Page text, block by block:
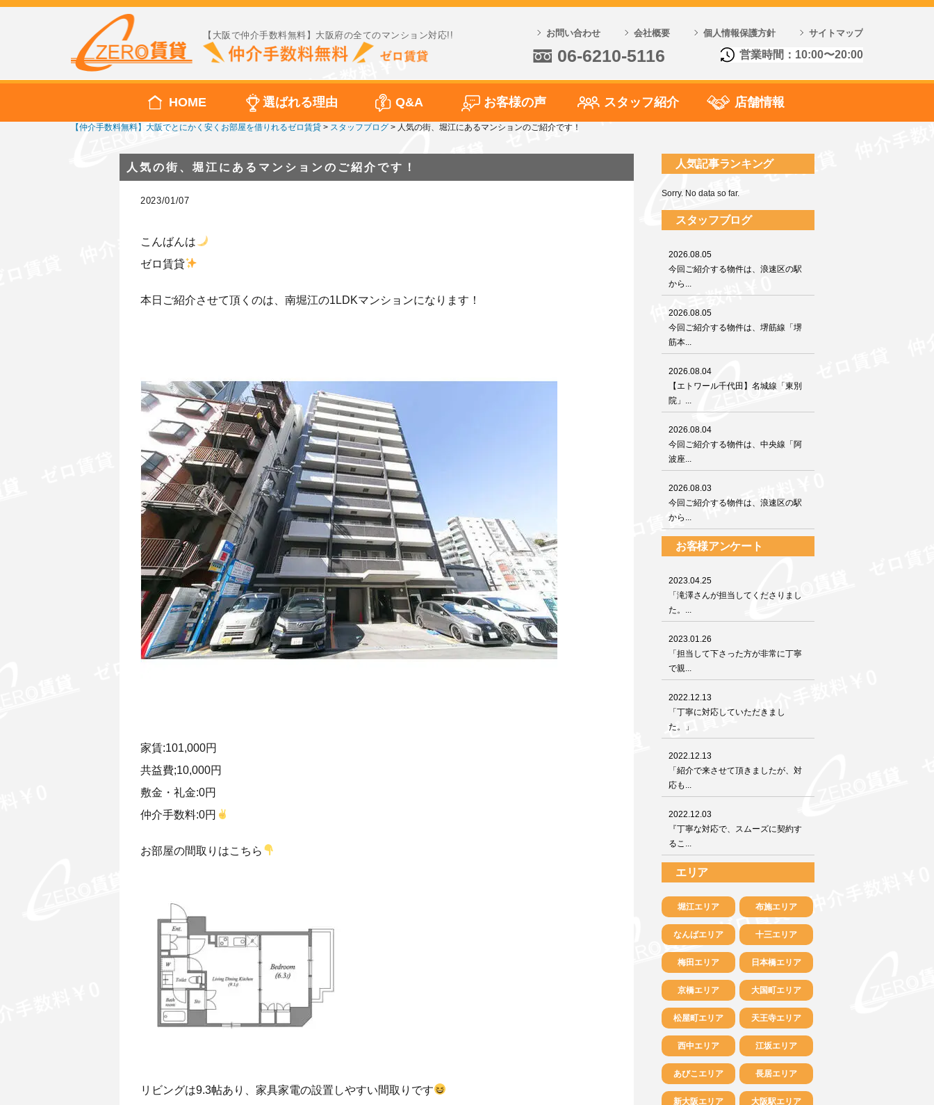
【大阪で仲介手数料無料】大阪府の全てのマンション対応!! お問い合わせ 会社概要 個人情報保護方針 サイトマップ
06-6210-5116 営業時間：10:00〜20:00
HOME 選ばれる理由 Q&A お客様の声 スタッフ紹介 店舗情報
【仲介手数料無料】大阪でとにかく安くお部屋を借りれるゼロ賃貸 > スタッフブログ > 人気の街、堀江にあるマンションのご紹介です！
人気の街、堀江にあるマンションのご紹介です！
2023/01/07
こんばんは
ゼロ賃貸
本日ご紹介させて頂くのは、南堀江の1LDKマンションになります！
家賃:101,000円
共益費;10,000円
敷金・礼金:0円
仲介手数料:0円
お部屋の間取りはこちら
リビングは9.3帖あり、家具家電の設置しやすい間取りです
人気記事ランキング
Sorry. No data so far.
スタッフブログ
2026.08.05
今回ご紹介する物件は、浪速区の駅
から...
2026.08.05
今回ご紹介する物件は、堺筋線「堺
筋本...
2026.08.04
【エトワール千代田】名城線「東別
院」...
2026.08.04
今回ご紹介する物件は、中央線「阿
波座...
2026.08.03
今回ご紹介する物件は、浪速区の駅
から...
お客様アンケート
2023.04.25
「滝澤さんが担当してくださりまし
た。...
2023.01.26
「担当して下さった方が非常に丁寧
で親...
2022.12.13
「丁寧に対応していただきまし
た。」
2022.12.13
「紹介で来させて頂きましたが、対
応も...
2022.12.03
『丁寧な対応で、スムーズに契約す
るこ...
エリア
堀江エリア 布施エリア
なんばエリア 十三エリア
梅田エリア 日本橋エリア
京橋エリア 大国町エリア
松屋町エリア 天王寺エリア
西中エリア 江坂エリア
あびこエリア 長居エリア
新大阪エリア 大阪駅エリア